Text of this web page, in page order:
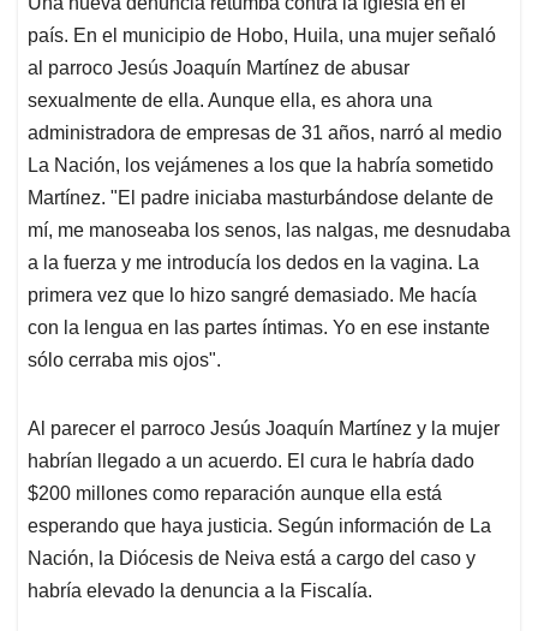
s
A
p
p
b
o
o
k
e
d
I
n
l
a
d
s
país. En el municipio de Hobo, Huila, una mujer señaló
al parroco Jesús Joaquín Martínez de abusar
sexualmente de ella. Aunque ella, es ahora una
administradora de empresas de 31 años, narró al medio
La Nación, los vejámenes a los que la habría sometido
Martínez. "El padre iniciaba masturbándose delante de
mí, me manoseaba los senos, las nalgas, me desnudaba
a la fuerza y me introducía los dedos en la vagina. La
primera vez que lo hizo sangré demasiado. Me hacía
con la lengua en las partes íntimas. Yo en ese instante
sólo cerraba mis ojos".
Al parecer el parroco Jesús Joaquín Martínez y la mujer
habrían llegado a un acuerdo. El cura le habría dado
$200 millones como reparación aunque ella está
esperando que haya justicia. Según información de La
Nación, la Diócesis de Neiva está a cargo del caso y
habría elevado la denuncia a la Fiscalía.